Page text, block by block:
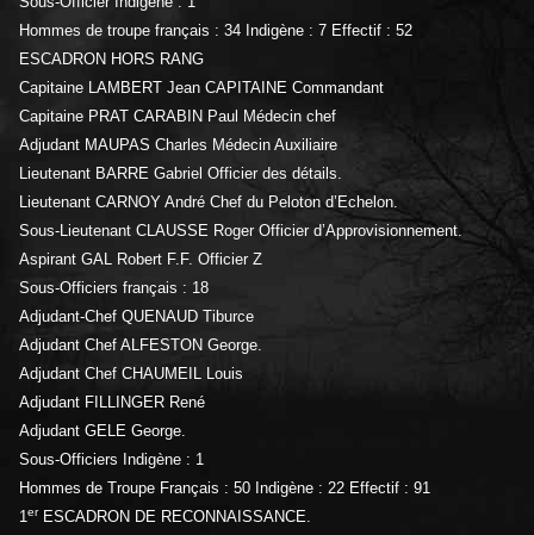
Hommes de troupe français : 34 Indigène : 7 Effectif : 52
ESCADRON HORS RANG
Capitaine LAMBERT Jean CAPITAINE Commandant
Capitaine PRAT CARABIN Paul Médecin chef
Adjudant MAUPAS Charles Médecin Auxiliaire
Lieutenant BARRE Gabriel Officier des détails.
Lieutenant CARNOY André Chef du Peloton d’Echelon.
Sous-Lieutenant CLAUSSE Roger Officier d’Approvisionnement.
Aspirant GAL Robert F.F. Officier Z
Sous-Officiers français : 18
Adjudant-Chef QUENAUD Tiburce
Adjudant Chef ALFESTON George.
Adjudant Chef CHAUMEIL Louis
Adjudant FILLINGER René
Adjudant GELE George.
Sous-Officiers Indigène : 1
Hommes de Troupe Français : 50 Indigène : 22 Effectif : 91
1erESCADRON DE RECONNAISSANCE.